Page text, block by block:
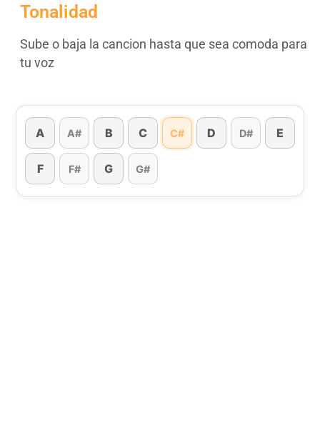
Tonalidad
Sube o baja la cancion hasta que sea comoda para
tu voz
A A# B C C# D D# E
F F# G G#